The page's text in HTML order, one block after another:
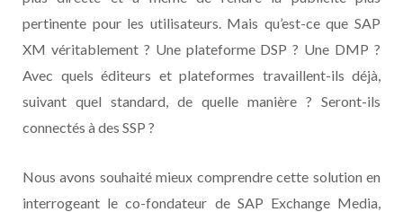
pertinente pour les utilisateurs. Mais qu’est-ce que SAP
XM véritablement ? Une plateforme DSP ? Une DMP ?
Avec quels éditeurs et plateformes travaillent-ils déjà,
suivant quel standard, de quelle manière ? Seront-ils
connectés à des SSP ?
Nous avons souhaité mieux comprendre cette solution en
interrogeant le co-fondateur de SAP Exchange Media,